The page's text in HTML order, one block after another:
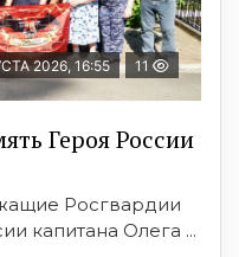
2026, 16:55 11
Героя России
Росгвардии
капитана Олега ...